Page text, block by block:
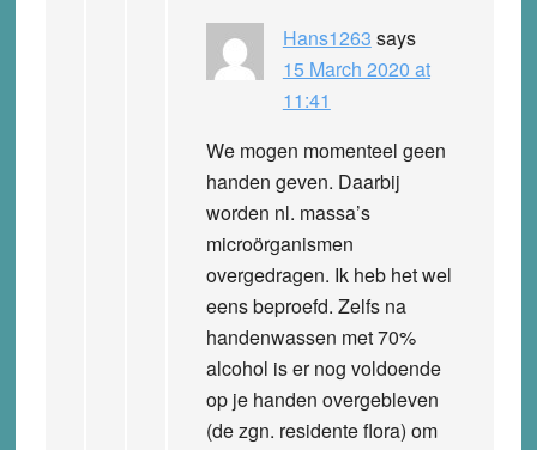
Hans1263 says
15 March 2020 at
11:41
We mogen momenteel geen
handen geven. Daarbij
worden nl. massa’s
microörganismen
overgedragen. Ik heb het wel
eens beproefd. Zelfs na
handenwassen met 70%
alcohol is er nog voldoende
op je handen overgebleven
(de zgn. residente flora) om